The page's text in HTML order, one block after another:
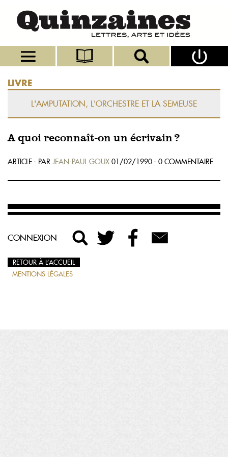
LIVRE
L'AMPUTATION, L'ORCHESTRE ET LA SEMEUSE
A quoi reconnaît-on un écrivain ?
ARTICLE - PAR JEAN-PAUL GOUX 01/02/1990 - 0 COMMENTAIRE
CONNEXION
RETOUR À L’ACCUEIL
MENTIONS LÉGALES